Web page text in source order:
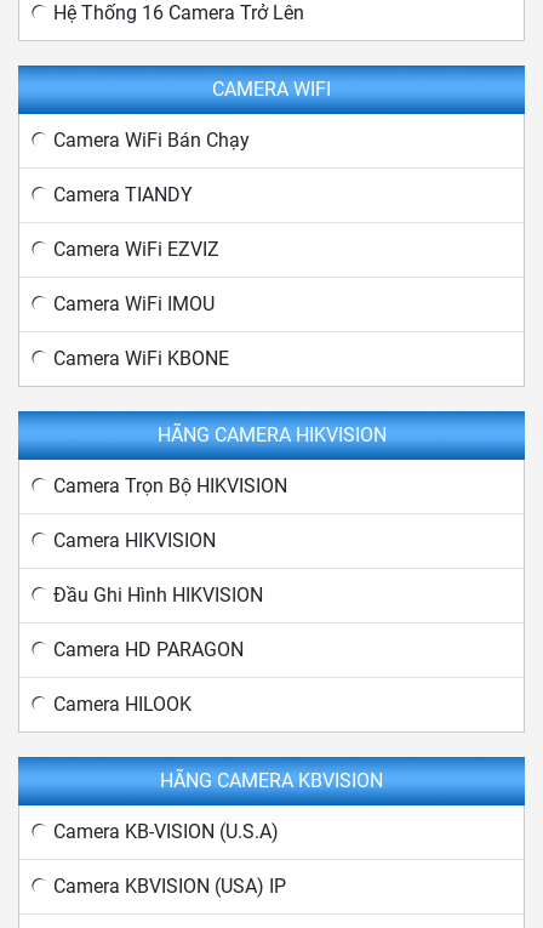
Hệ Thống 16 Camera Trở Lên
CAMERA WIFI
Camera WiFi Bán Chạy
Camera TIANDY
Camera WiFi EZVIZ
Camera WiFi IMOU
Camera WiFi KBONE
HÃNG CAMERA HIKVISION
Camera Trọn Bộ HIKVISION
Camera HIKVISION
Đầu Ghi Hình HIKVISION
Camera HD PARAGON
Camera HILOOK
HÃNG CAMERA KBVISION
Camera KB-VISION (U.S.A)
Camera KBVISION (USA) IP